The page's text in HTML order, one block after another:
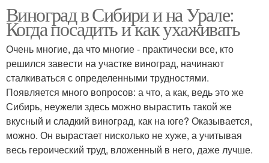
Виноград в Сибири и на Урале:
Когда посадить и как ухаживать
Очень многие, да что многие - практически все, кто
решился завести на участке виноград, начинают
сталкиваться с определенными трудностями.
Появляется много вопросов: а что, а как, ведь это же
Сибирь, неужели здесь можно вырастить такой же
вкусный и сладкий виноград, как на юге? Оказывается,
можно. Он вырастает нисколько не хуже, а учитывая
весь героический труд, вложенный в него, даже лучше.